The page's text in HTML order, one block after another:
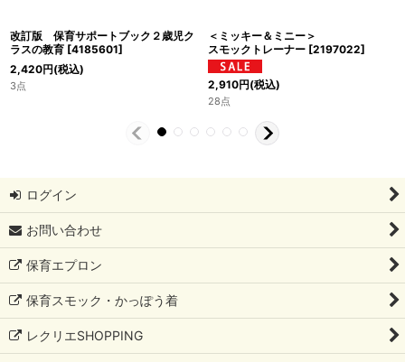
改訂版 保育サポートブック２歳児ク
ラスの教育 [4185601]
2,420円(税込)
3点
＜ミッキー＆ミニー＞
スモックトレーナー [2197022]
2,910円(税込)
28点
ログイン
お問い合わせ
保育エプロン
保育スモック・かっぽう着
レクリエSHOPPING